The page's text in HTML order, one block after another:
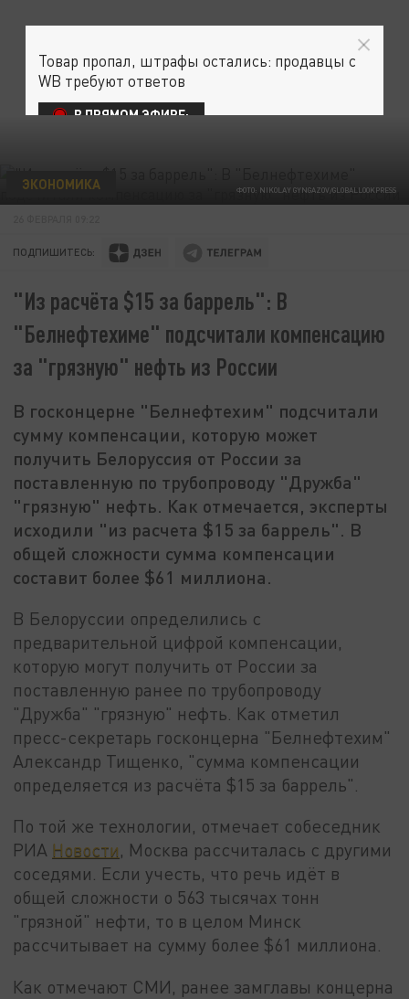
ФОТО: NIKOLAY GYNGAZOV/GLOBALLOOKPRESS
ЭКОНОМИКА
ПОДПИШИТЕСЬ:
"Из расчёта $15 за баррель": В
"Белнефтехиме" подсчитали компенсацию
за "грязную" нефть из России
В госконцерне "Белнефтехим" подсчитали
сумму компенсации, которую может
получить Белоруссия от России за
поставленную по трубопроводу "Дружба"
"грязную" нефть. Как отмечается, эксперты
исходили "из расчета $15 за баррель". В
общей сложности сумма компенсации
составит более $61 миллиона.
В Белоруссии определились с
предварительной цифрой компенсации,
которую могут получить от России за
поставленную ранее по трубопроводу
"Дружба" "грязную" нефть. Как отметил
пресс-секретарь госконцерна "Белнефтехим"
Александр Тищенко, "сумма компенсации
определяется из расчёта $15 за баррель".
По той же технологии, отмечает собеседник
РИА Новости, Москва рассчиталась с другими
соседями. Если учесть, что речь идёт в
общей сложности о 563 тысячах тонн
"грязной" нефти, то в целом Минск
рассчитывает на сумму более $61 миллиона.
Как отмечают СМИ, ранее замглавы концерна
Товар пропал, штрафы остались: продавцы с
WB требуют ответов
В ПРЯМОМ ЭФИРЕ: